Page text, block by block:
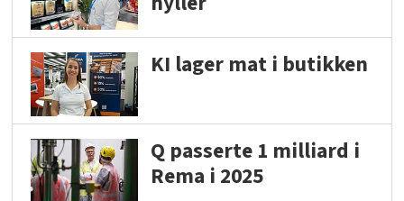
KI lager mat i butikken
Q passerte 1 milliard i
Rema i 2025